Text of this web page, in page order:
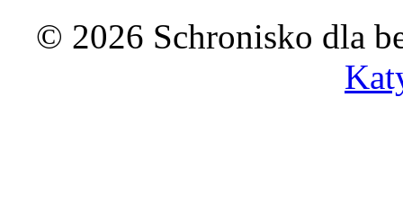
© 2026 Schronisko dla